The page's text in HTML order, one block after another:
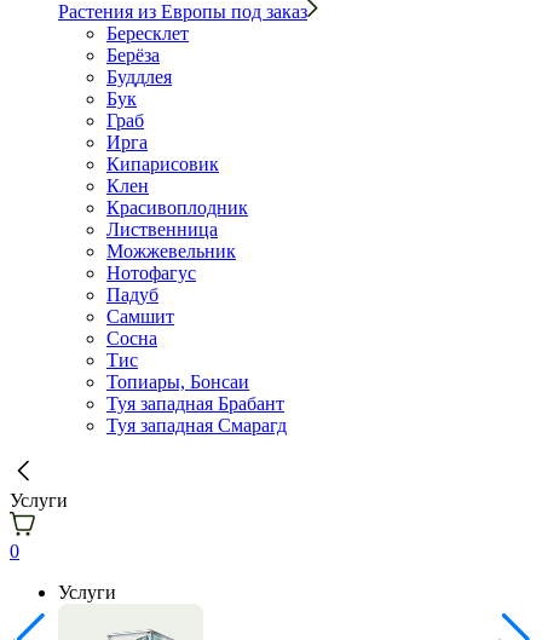
Растения из Европы под заказ
Бересклет
Берёза
Буддлея
Бук
Граб
Ирга
Кипарисовик
Клен
Красивоплодник
Лиственница
Можжевельник
Нотофагус
Падуб
Самшит
Сосна
Тис
Топиары, Бонсаи
Туя западная Брабант
Туя западная Смарагд
Услуги
0
Услуги